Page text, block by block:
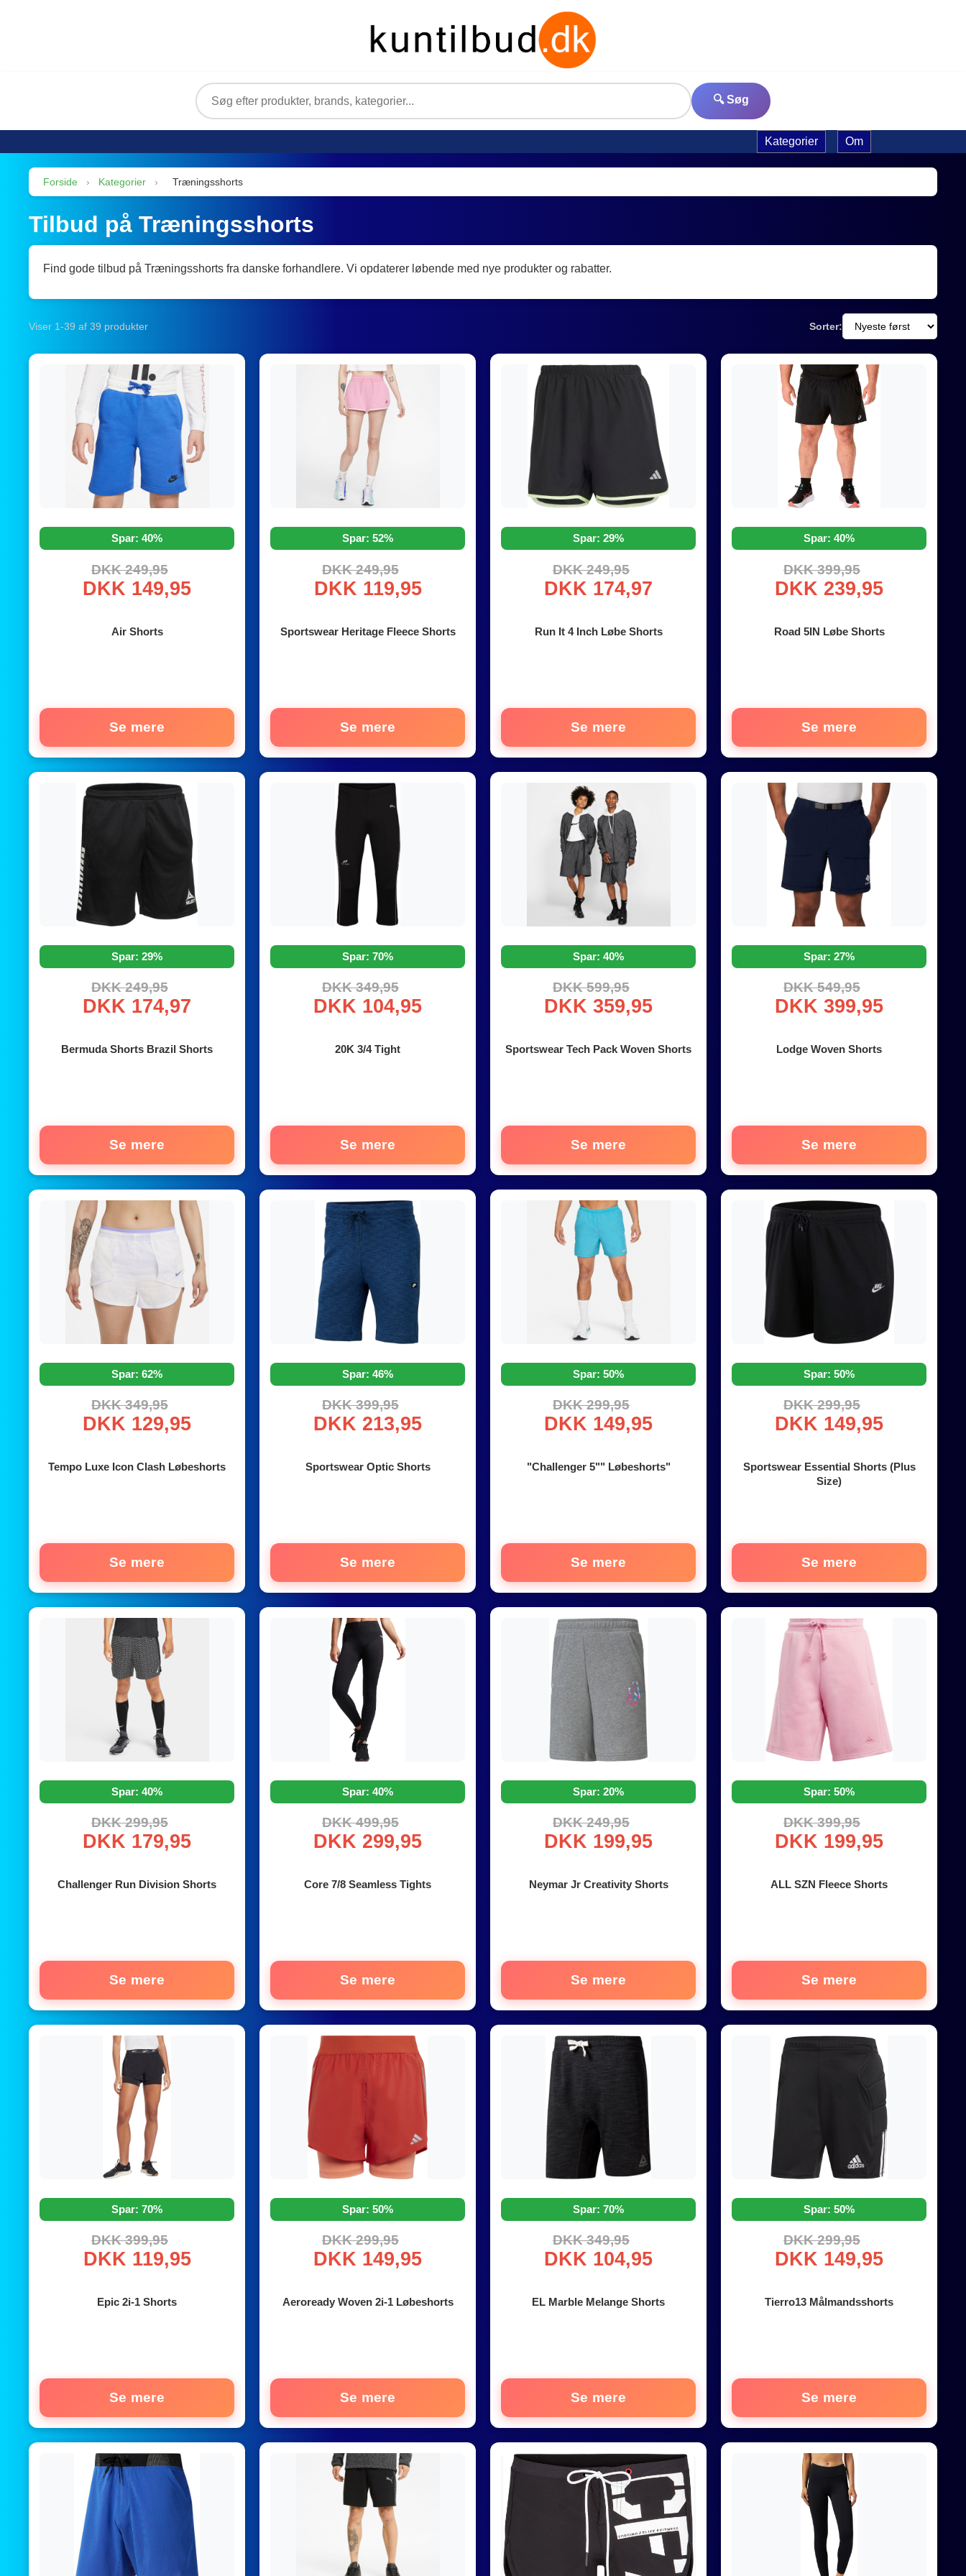
🔍 Søg
Kategorier Om
Forside › Kategorier › Træningsshorts
Tilbud på Træningsshorts
Find gode tilbud på Træningsshorts fra danske forhandlere. Vi opdaterer løbende med nye produkter og rabatter.
Viser 1-39 af 39 produkter Sorter:
Spar: 40%
DKK 249,95
DKK 149,95
Air Shorts
Se mere
Spar: 52%
DKK 249,95
DKK 119,95
Sportswear Heritage Fleece Shorts
Se mere
Spar: 29%
DKK 249,95
DKK 174,97
Run It 4 Inch Løbe Shorts
Se mere
Spar: 40%
DKK 399,95
DKK 239,95
Road 5IN Løbe Shorts
Se mere
Spar: 29%
DKK 249,95
DKK 174,97
Bermuda Shorts Brazil Shorts
Se mere
Spar: 70%
DKK 349,95
DKK 104,95
20K 3/4 Tight
Se mere
Spar: 40%
DKK 599,95
DKK 359,95
Sportswear Tech Pack Woven Shorts
Se mere
Spar: 27%
DKK 549,95
DKK 399,95
Lodge Woven Shorts
Se mere
Spar: 62%
DKK 349,95
DKK 129,95
Tempo Luxe Icon Clash Løbeshorts
Se mere
Spar: 46%
DKK 399,95
DKK 213,95
Sportswear Optic Shorts
Se mere
Spar: 50%
DKK 299,95
DKK 149,95
"Challenger 5"" Løbeshorts"
Se mere
Spar: 50%
DKK 299,95
DKK 149,95
Sportswear Essential Shorts (Plus
Size)
Se mere
Spar: 40%
DKK 299,95
DKK 179,95
Challenger Run Division Shorts
Se mere
Spar: 40%
DKK 499,95
DKK 299,95
Core 7/8 Seamless Tights
Se mere
Spar: 20%
DKK 249,95
DKK 199,95
Neymar Jr Creativity Shorts
Se mere
Spar: 50%
DKK 399,95
DKK 199,95
ALL SZN Fleece Shorts
Se mere
Spar: 70%
DKK 399,95
DKK 119,95
Epic 2i-1 Shorts
Se mere
Spar: 50%
DKK 299,95
DKK 149,95
Aeroready Woven 2i-1 Løbeshorts
Se mere
Spar: 70%
DKK 349,95
DKK 104,95
EL Marble Melange Shorts
Se mere
Spar: 50%
DKK 299,95
DKK 149,95
Tierro13 Målmandsshorts
Se mere